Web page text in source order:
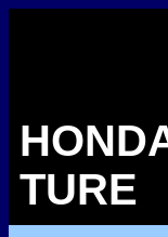
TURE